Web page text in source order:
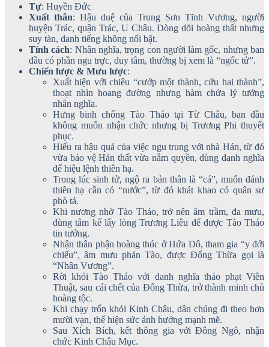
Tự: Huyền Đức
Xuất thân: Hậu duệ của Trung Sơn Tĩnh Vương, người
huyện Trác, quận Trác, U Châu. Dòng dõi hoàng thất nhưng
suy tàn, danh tiếng không nổi bật.
Tính cách: Nhân nghĩa, trọng con người làm gốc, nhưng ban
đầu có phần ngu trực, duy tâm, thường bị xem là “ngốc tử”.
Chiến lược & Mưu lược:
Xuất hiện với chiêu “cướp một thành, cứu hai thành”,
thoạt nhìn hoang đường nhưng hàm chứa lý tưởng
nhân nghĩa.
Hưng binh chống Tào Tháo tại Từ Châu, ban đầu
không muốn nhận chức nhưng bị Trương Phi thuyết
phục.
Hiểu ra hậu quả của việc ngu trung với nhà Hán, từ đó
vừa bảo vệ Hán thất vừa nắm quyền, dùng danh nghĩa
để hiệu lệnh thiên hạ.
Trong lúc sinh tử, ngộ ra bản thân là “cá”, muốn đánh
thiên hạ cần có “nước”, từ đó khát khao có quân sư
phò tá.
Khi nương nhờ Tào Tháo, trở nên âm trầm, đa mưu,
dùng tâm kế lấy lòng Trương Liêu để được Tào Tháo
tin tưởng.
Nhận thân phận hoàng thúc ở Hứa Đô, tham gia “y đới
chiếu”, âm mưu phản Tào, được Đổng Thừa gọi là
“Nhân Vương”.
Rời khỏi Tào Tháo với danh nghĩa thảo phạt Viên
Thuật, sau cái chết của Đổng Thừa, trở thành minh chủ
hoàng tộc.
Khi chạy trốn khỏi Kinh Châu, dân chúng đi theo hơn
mười vạn, thể hiện sức ảnh hưởng mạnh mẽ.
Sau Xích Bích, kết thông gia với Đông Ngô, nhận
chức Kinh Châu Mục.